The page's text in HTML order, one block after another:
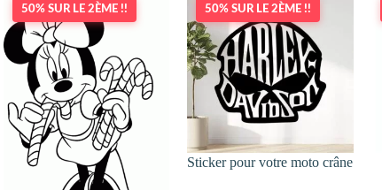
50% SUR LE 2ÈME !! 50% SUR LE 2ÈME !!
Sticker pour votre moto crâne